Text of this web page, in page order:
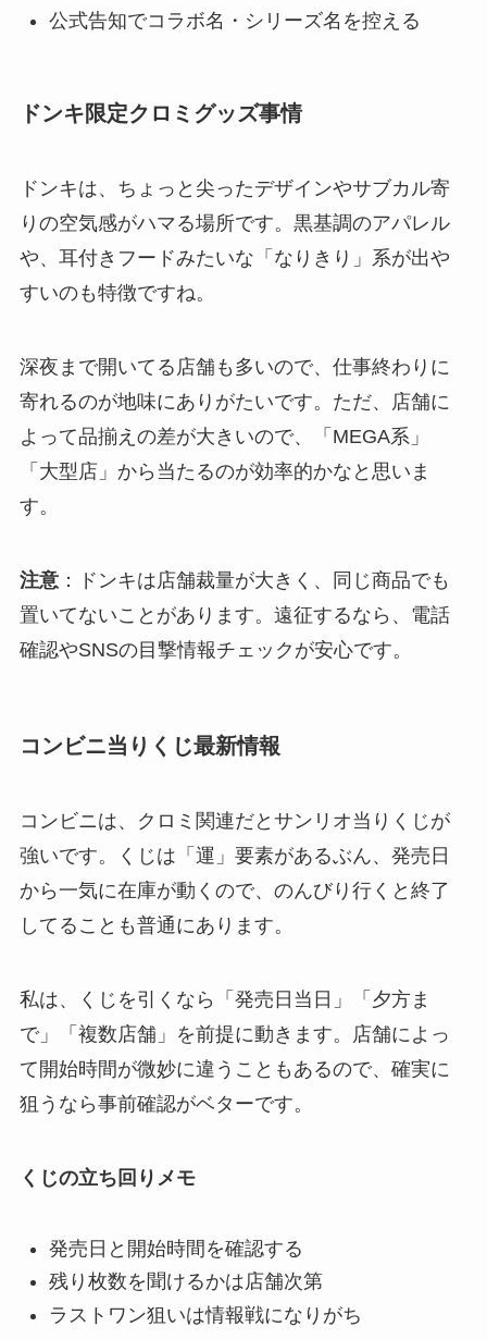
公式告知でコラボ名・シリーズ名を控える
ドンキ限定クロミグッズ事情
ドンキは、ちょっと尖ったデザインやサブカル寄
りの空気感がハマる場所です。黒基調のアパレル
や、耳付きフードみたいな「なりきり」系が出や
すいのも特徴ですね。
深夜まで開いてる店舗も多いので、仕事終わりに
寄れるのが地味にありがたいです。ただ、店舗に
よって品揃えの差が大きいので、「MEGA系」
「大型店」から当たるのが効率的かなと思いま
す。
注意：ドンキは店舗裁量が大きく、同じ商品でも
置いてないことがあります。遠征するなら、電話
確認やSNSの目撃情報チェックが安心です。
コンビニ当りくじ最新情報
コンビニは、クロミ関連だとサンリオ当りくじが
強いです。くじは「運」要素があるぶん、発売日
から一気に在庫が動くので、のんびり行くと終了
してることも普通にあります。
私は、くじを引くなら「発売日当日」「夕方ま
で」「複数店舗」を前提に動きます。店舗によっ
て開始時間が微妙に違うこともあるので、確実に
狙うなら事前確認がベターです。
くじの立ち回りメモ
発売日と開始時間を確認する
残り枚数を聞けるかは店舗次第
ラストワン狙いは情報戦になりがち